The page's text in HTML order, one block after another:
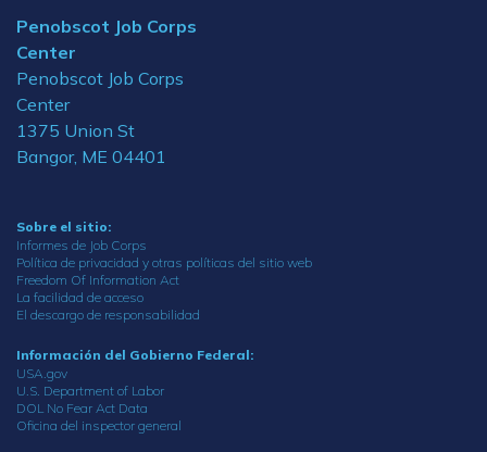
Penobscot Job Corps
Center
Penobscot Job Corps
Center
1375 Union St
Bangor, ME 04401
Sobre el sitio:
Informes de Job Corps
Política de privacidad y otras políticas del sitio web
Freedom Of Information Act
La facilidad de acceso
El descargo de responsabilidad
Información del Gobierno Federal:
USA.gov
U.S. Department of Labor
DOL No Fear Act Data
Oficina del inspector general